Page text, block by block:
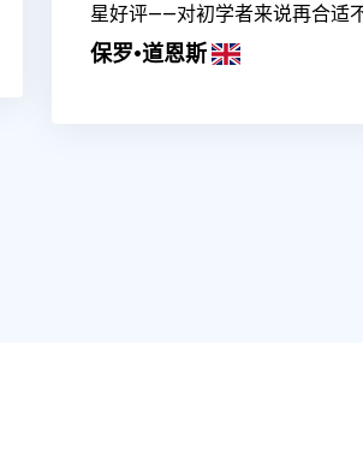
星好评——对初学者来说再合适不
保罗·道恩斯